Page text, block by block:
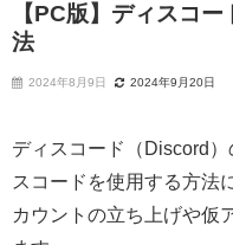
【PC版】ディスコ
法
2024年8月9日 2024年9月20日
ディスコード（Discord
スコードを使用する方法
カウントの立ち上げや仮